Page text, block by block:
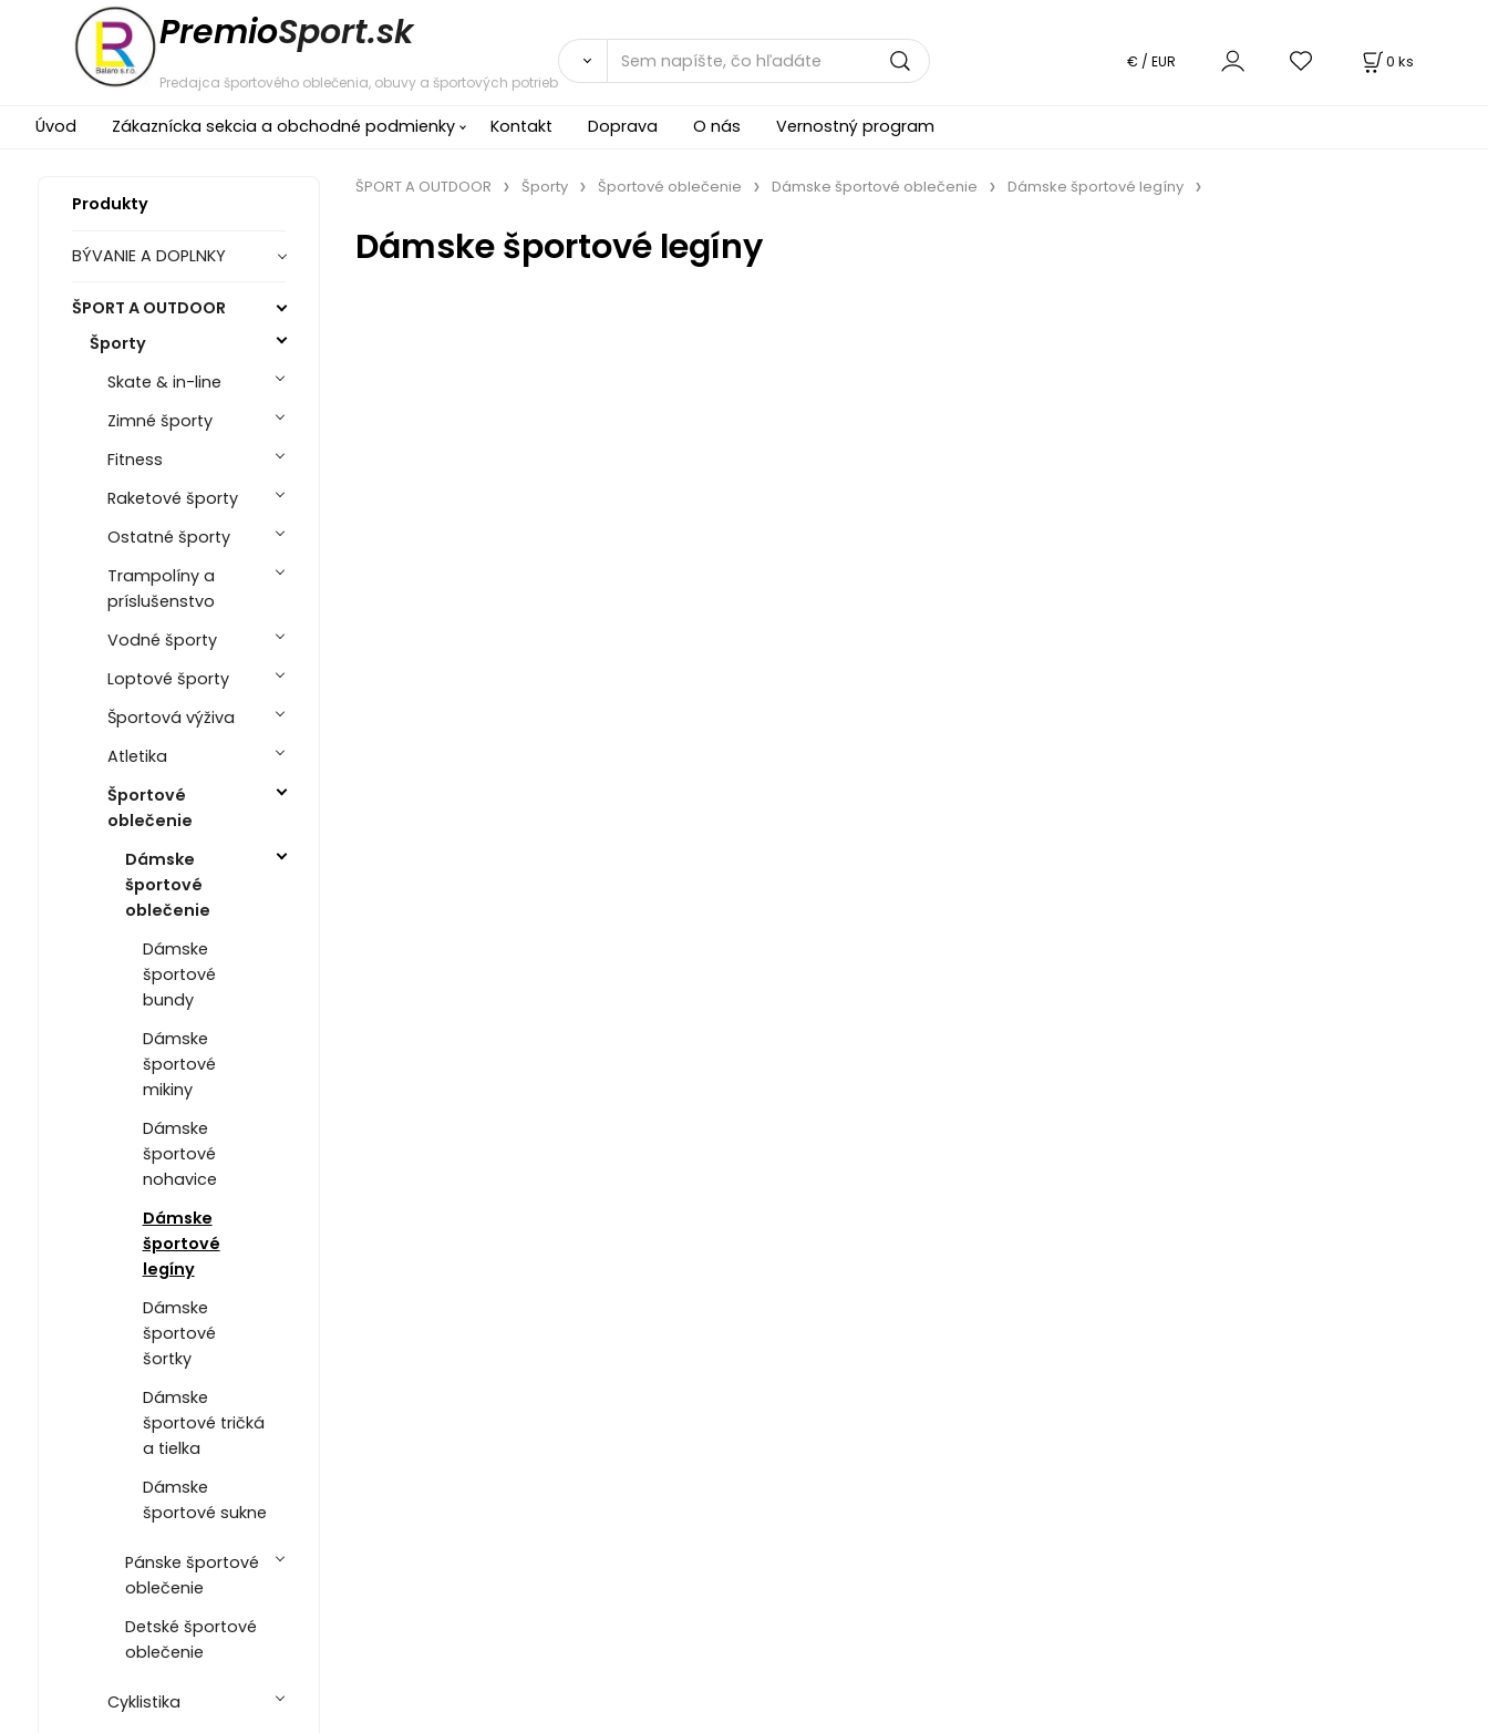
PremioSport.sk
Predajca športového oblečenia, obuvy a športových potrieb
0 ks
€ / EUR
Úvod Zákaznícka sekcia a obchodné podmienky Kontakt Doprava O nás Vernostný program
Produkty
BÝVANIE A DOPLNKY
ŠPORT A OUTDOOR
Športy
Skate & in-line
Zimné športy
Fitness
Raketové športy
Ostatné športy
Trampolíny a
príslušenstvo
Vodné športy
Loptové športy
Športová výživa
Atletika
Športové
oblečenie
Dámske
športové
oblečenie
Dámske
športové
bundy
Dámske
športové
mikiny
Dámske
športové
nohavice
Dámske
športové
legíny
Dámske
športové
šortky
Dámske
športové tričká
a tielka
Dámske
športové sukne
Pánske športové
oblečenie
Detské športové
oblečenie
Cyklistika
ŠPORT A OUTDOOR Športy Športové oblečenie Dámske športové oblečenie Dámske športové legíny
Dámske športové legíny